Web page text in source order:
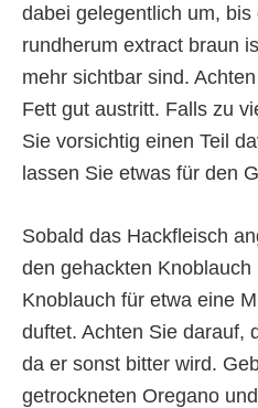
dabei gelegentlich um, bis
rundherum extract braun
mehr sichtbar sind.
Fett gut austritt. Falls zu
Sie vorsichtig einen Teil
lassen Sie etwas für den
Sobald das Hackfleisch
den gehackten
Knoblauch für etwa eine
duftet. Achten Sie darauf,
da er sonst bitter wird.
getrockneten Oregano